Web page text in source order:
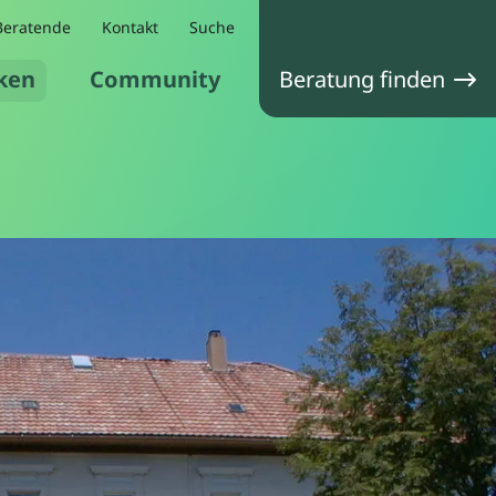
Community
Kontakt Suche
Beratung finden